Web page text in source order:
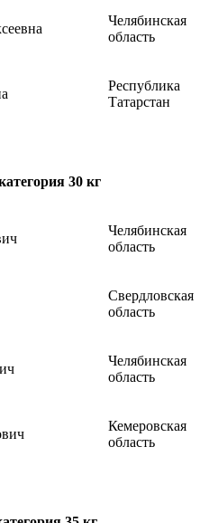
Челябинская
область
Республика
Татарстан
30 кг
Челябинская
область
Свердловская
область
Челябинская
область
Кемеровская
область